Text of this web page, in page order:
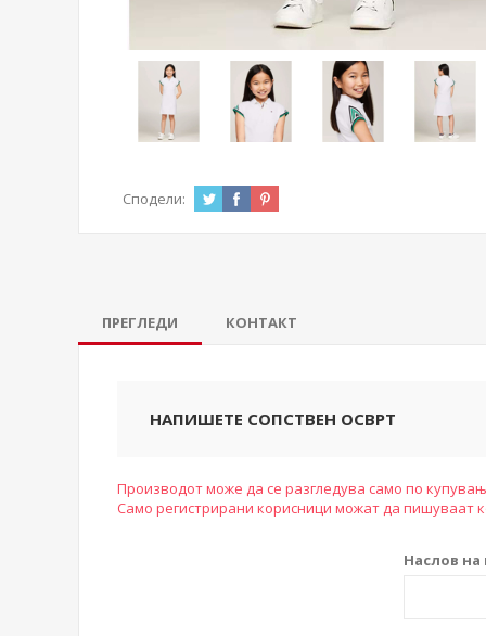
Сподели:
ПРЕГЛЕДИ КОНТАКТ
НАПИШЕТЕ СОПСТВЕН ОСВРТ
Производот може да се разгледува само по
Само регистрирани корисници можат да пишуваат
Наслов на